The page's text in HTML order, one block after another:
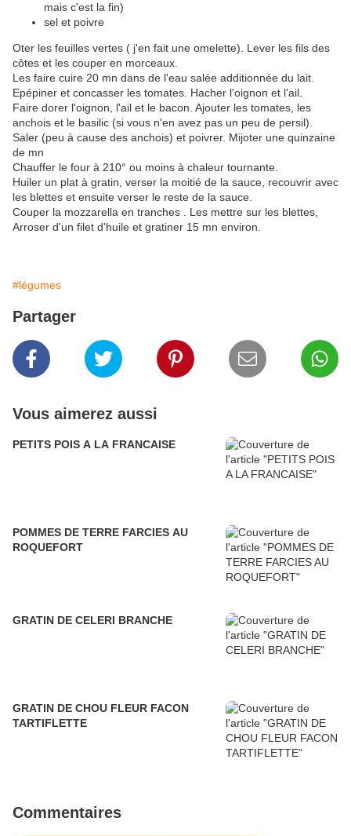
mais c'est la fin)
sel et poivre
Oter les feuilles vertes ( j'en fait une omelette). Lever les fils des
côtes et les couper en morceaux.
Les faire cuire 20 mn dans de l'eau salée additionnée du lait.
Epépiner et concasser les tomates. Hacher l'oignon et l'ail.
Faire dorer l'oignon, l'ail et le bacon. Ajouter les tomates, les
anchois et le basilic (si vous n'en avez pas un peu de persil).
Saler (peu à cause des anchois) et poivrer. Mijoter une quinzaine
de mn
Chauffer le four à 210° ou moins à chaleur tournante.
Huiler un plat à gratin, verser la moitié de la sauce, recouvrir avec
les blettes et ensuite verser le reste de la sauce.
Couper la mozzarella en tranches . Les mettre sur les blettes,
Arroser d'un filet d'huile et gratiner 15 mn environ.
#légumes
Partager
Vous aimerez aussi
PETITS POIS A LA FRANCAISE
POMMES DE TERRE FARCIES AU
ROQUEFORT
GRATIN DE CELERI BRANCHE
GRATIN DE CHOU FLEUR FACON
TARTIFLETTE
Commentaires